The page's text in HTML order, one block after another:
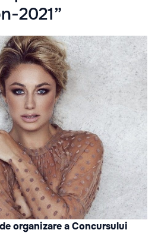
2021”
organizare a Concursului